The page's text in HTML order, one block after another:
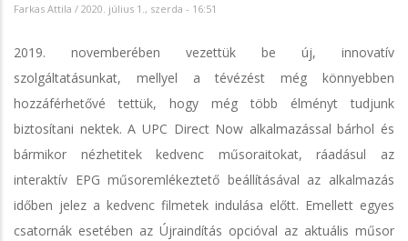
Farkas Attila / 2020. július 1., szerda - 16:51
2019. novemberében vezettük be új, innovatív
szolgáltatásunkat, mellyel a tévézést még könnyebben
hozzáférhetővé tettük, hogy még több élményt tudjunk
biztosítani nektek. A UPC Direct Now alkalmazással bárhol és
bármikor nézhetitek kedvenc műsoraitokat, ráadásul az
interaktív EPG műsoremlékeztető beállításával az alkalmazás
időben jelez a kedvenc filmetek indulása előtt. Emellett egyes
csatornák esetében az Újraindítás opcióval az aktuális műsor